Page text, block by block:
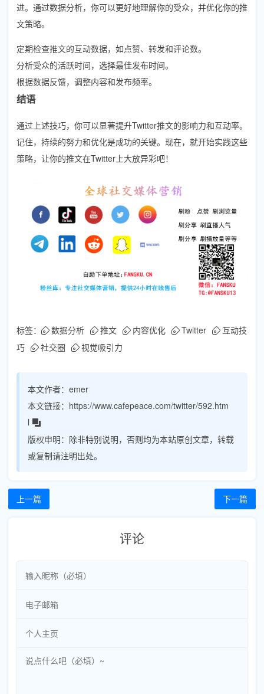
进。通过数据分析，你可以更好地理解你的受众，并优化你的推
文策略。
定期检查推文的互动数据，如点赞、转发和评论数。
分析受众的活跃时间，选择最佳发布时间。
根据数据反馈，调整内容和发布频率。
结语
通过上述技巧，你可以显著提升Twitter推文的影响力和互动率。
记住，持续的努力和优化是成功的关键。现在，就开始实践这些
策略，让你的推文在Twitter上大放异彩吧！
标签： 数据分析 推文 内容优化 Twitter
互动技
巧
社交圈 视觉吸引力
本文作者： emer
本文链接： https://www.cafepeace.com/twitter/592.htm
l
版权申明： 除非特别说明，否则均为本站原创文章，转载
或复制请注明出处。
上一篇 下一篇
评论